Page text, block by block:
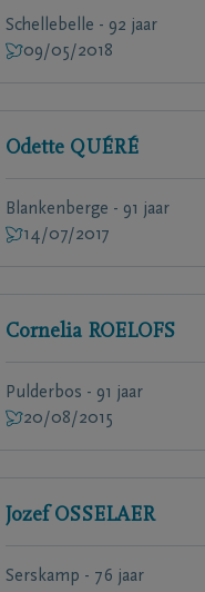
Schellebelle - 92 jaar
09/05/2018
Odette QUÉRÉ
Blankenberge - 91 jaar
14/07/2017
Cornelia ROELOFS
Pulderbos - 91 jaar
20/08/2015
Jozef OSSELAER
Serskamp - 76 jaar